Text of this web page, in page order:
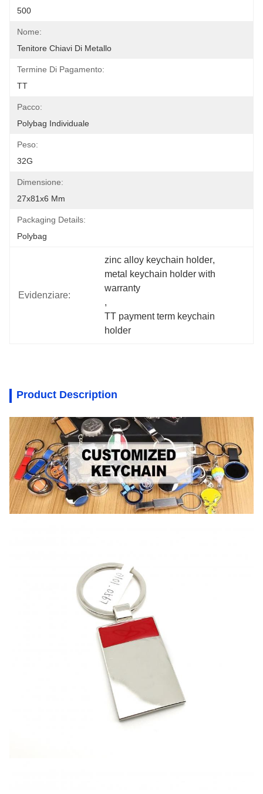
500
Nome:
Tenitore Chiavi Di Metallo
Termine Di Pagamento:
TT
Pacco:
Polybag Individuale
Peso:
32G
Dimensione:
27x81x6 Mm
Packaging Details:
Polybag
Evidenziare:
zinc alloy keychain holder,
metal keychain holder with
warranty
,
TT payment term keychain
holder
Product Description